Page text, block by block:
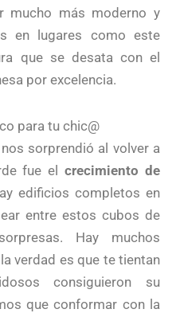
mucho más moderno y
en lugares como este
que se desata con el
por excelencia.
para tu chic@
sorprendió al volver a
fue elcrecimiento de
edificios completos en
entre estos cubos de
Hay muchos
verdad es que te tientan
consiguieron su
que conformar con la